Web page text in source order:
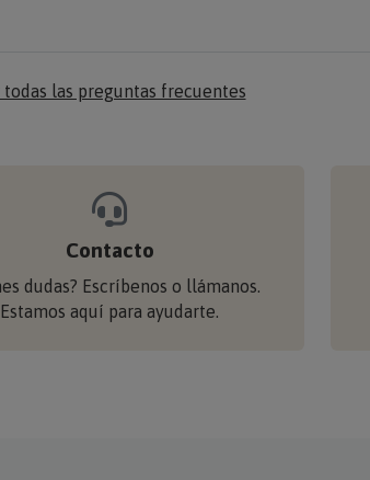
todas las preguntas frecuentes
Contacto
dudas? Escríbenos o llámanos.
Estamos aquí para ayudarte.